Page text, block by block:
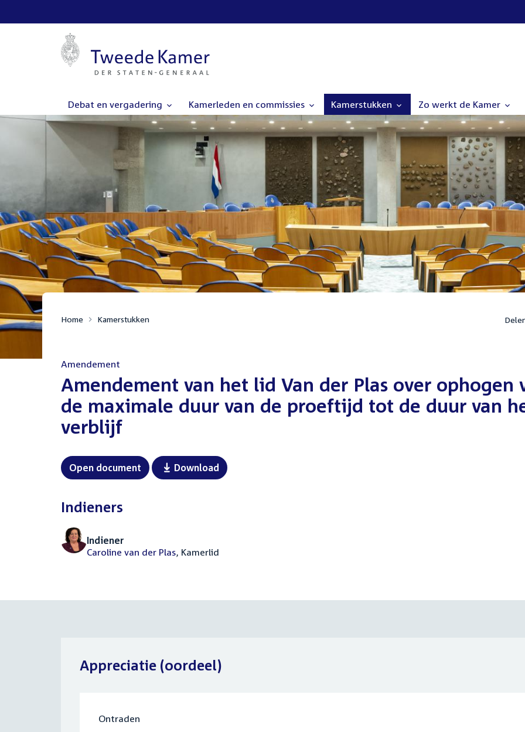
Debat en vergadering Kamerleden en commissies Kamerstukken Zo werkt de Kamer
Home Kamerstukken
Amendement
Amendement van het lid Van der Plas over ophogen
de maximale duur van de proeftijd tot de duur van
verblijf
Open document Download
Indieners
Indiener
Caroline van der Plas, Kamerlid
Appreciatie (oordeel)
Ontraden